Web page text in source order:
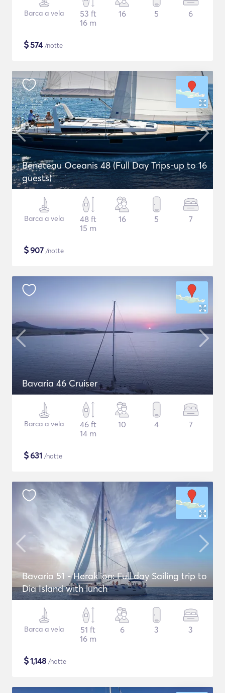
Barca a vela
53 ft
16 m
16 5 6
$574/notte
Beneteau Oceanis 48 (Full Day Trips-up to 16
guests)
Barca a vela
48 ft
15 m
16 5 7
$907 /notte
Bavaria 46 Cruiser
Barca a vela
46 ft
14 m
10 4 7
$631 /notte
Bavaria 51 - Heraklion: Full day Sailing trip to
Dia Island with lunch
Barca a vela
51 ft
16 m
6 3 3
$1,148 /notte